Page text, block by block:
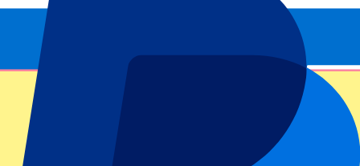
Événements populaires
GP Espagne
Tous les sports